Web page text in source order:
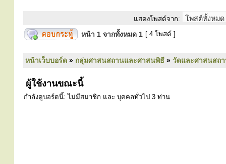
แสดงโพสต์จาก:
หน้า 1 จากทั้งหมด 1 [ 4 โพสต์ ]
หน้าเว็บบอร์ด » กลุ่มศาสนสถานและศาสนพิธี » วัดและศาสนสถ
ผู้ใช้งานขณะนี้
กำลังดูบอร์ดนี้: ไม่มีสมาชิก และ บุคคลทั่วไป 3 ท่าน